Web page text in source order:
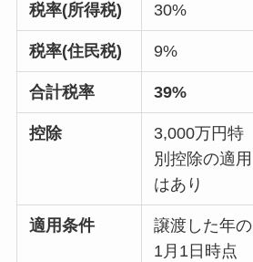
税率(所得税) 30%
税率(住民税) 9%
合計税率 39%
控除
3,000万円特
別控除の適用
はあり
適用条件
譲渡した年の
1月1日時点